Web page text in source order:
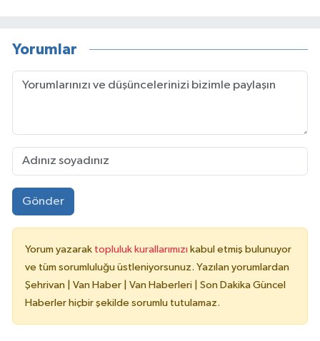
Yorumlar
Gönder
Yorum yazarak topluluk kurallarımızı kabul etmiş bulunuyor
ve tüm sorumluluğu üstleniyorsunuz. Yazılan yorumlardan
Şehrivan | Van Haber | Van Haberleri | Son Dakika Güncel
Haberler hiçbir şekilde sorumlu tutulamaz.